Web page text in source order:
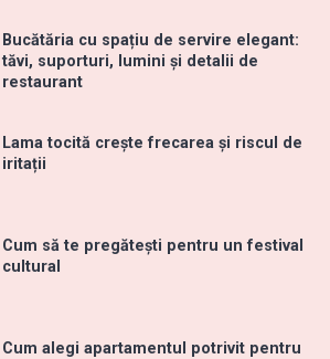
Bucătăria cu spațiu de servire elegant:
tăvi, suporturi, lumini și detalii de
restaurant
Lama tocită crește frecarea și riscul de
iritații
Cum să te pregătești pentru un festival
cultural
Cum alegi apartamentul potrivit pentru